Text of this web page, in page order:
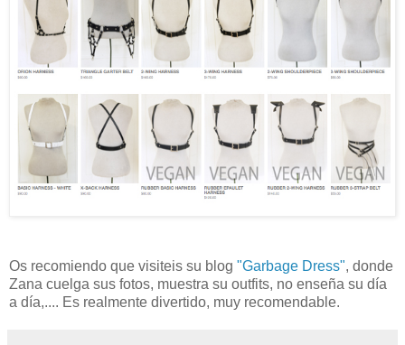
Os recomiendo que visiteis su blog "Garbage Dress", donde
Zana cuelga sus fotos, muestra su outfits, no enseña su día
a día,.... Es realmente divertido, muy recomendable.